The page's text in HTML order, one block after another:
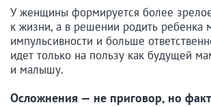
У женщины формируется более
к жизни, а в решении родить ребенка
импульсивности и больше
идет только на пользу как будущей
и малышу.
Осложнения — не приговор, но